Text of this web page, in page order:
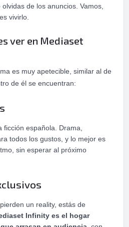
de los anuncios. Vamos,
vivirlo.
ver en Mediaset
es muy apetecible, similar al de
de él se encuentran:
española. Drama,
todos los gustos, y lo mejor es
sin esperar al próximo
un reality, estás de
Infinity es el hogar